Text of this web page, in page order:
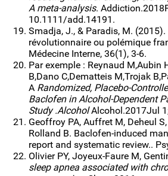
A meta-analysis.
10.1111/add.14191.
Smadja, J., & Paradis, M.
révolutionnaire ou polémique
Médecine Interne, 36(1), 3-6.
Par exemple : Reynaud M,Aubin
B,Dano C,Dematteis M,Trojak
A Randomized, Placebo-
Baclofen in Alcohol-Dependent
Study .AlcoholAlcohol.2017Jul
Geoffroy PA, Auffret M, Deheul
Rolland B. Baclofen-induced
report and systematic review..
Olivier PY, Joyeux-Faure M,
sleep apnea associated with